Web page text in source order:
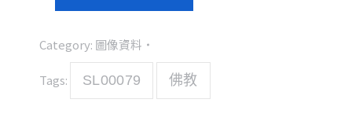
Category: 圖像資料
Tags: SL00079 佛教